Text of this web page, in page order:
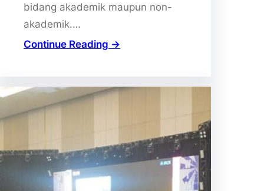
bidang akademik maupun non-
akademik.…
Continue Reading →